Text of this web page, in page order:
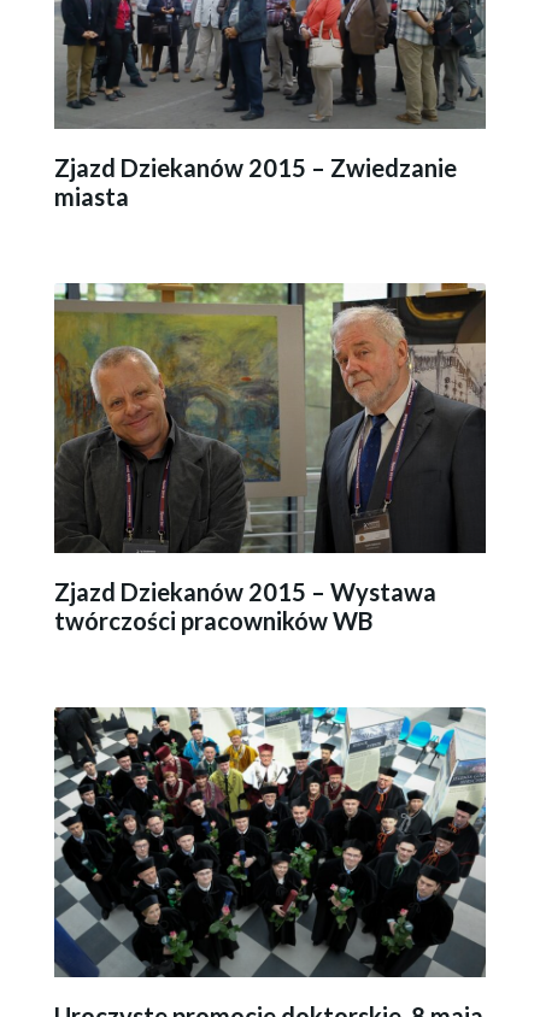
Zjazd Dziekanów 2015 – Zwiedzanie
miasta
Zjazd Dziekanów 2015 – Wystawa
twórczości pracowników WB